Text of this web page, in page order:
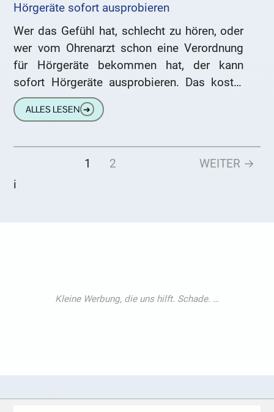
Hörgeräte sofort ausprobieren
Wer das Gefühl hat, schlecht zu hören, oder
wer vom Ohrenarzt schon eine Verordnung
für Hörgeräte bekommen hat, der kann
sofort Hörgeräte ausprobieren. Das kostet
nichts und ist für Sie
ALLES LESEN ➔
1 2
WEITER →
i